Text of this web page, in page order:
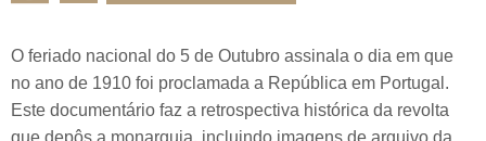
O feriado nacional do 5 de Outubro assinala o dia em que
no ano de 1910 foi proclamada a República em Portugal.
Este documentário faz a retrospectiva histórica da revolta
que depôs a monarquia, incluindo imagens de arquivo da